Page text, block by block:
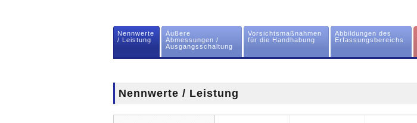
Nennwerte
/ Leistung
Äußere
Abmessungen /
Ausgangsschaltung
Vorsichtsmaßnahmen
für die Handhabung
Abbildungen des
Erfassungsbereichs
Nennwerte / Leistung